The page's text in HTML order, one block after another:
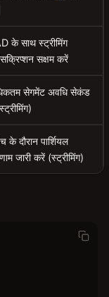
के साथ स्ट्रीमिंग
सक्षम करें
सेगमेंट अवधि सेकंड
के दौरान पार्शियल
जारी करें (स्ट्रीमिंग)